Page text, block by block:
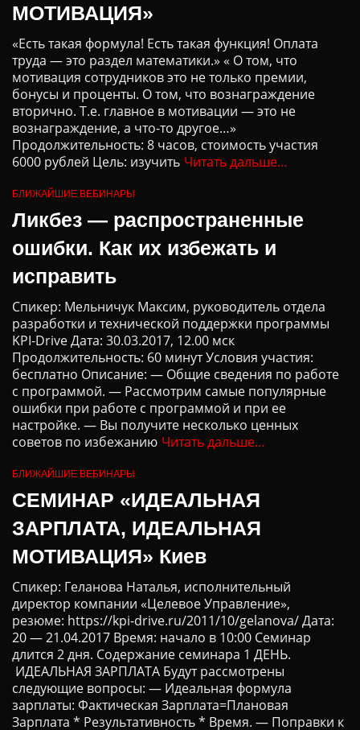
МОТИВАЦИЯ»
«Есть такая формула! Есть такая функция! Оплата
труда — это раздел математики.» « О том, что
мотивация сотрудников это не только премии,
бонусы и проценты. О том, что вознаграждение
вторично. Т.е. главное в мотивации — это не
вознаграждение, а что-то другое…»
Продолжительность: 8 часов, стоимость участия
6000 рублей Цель: изучить Читать дальше…
БЛИЖАЙШИЕ ВЕБИНАРЫ
Ликбез — распространенные
ошибки. Как их избежать и
исправить
Спикер: Мельничук Максим, руководитель отдела
разработки и технической поддержки программы
KPI-Drive Дата: 30.03.2017, 12.00 мск
Продолжительность: 60 минут Условия участия:
бесплатно Описание: — Общие сведения по работе
с программой. — Рассмотрим самые популярные
ошибки при работе с программой и при ее
настройке. — Вы получите несколько ценных
советов по избежанию Читать дальше…
БЛИЖАЙШИЕ ВЕБИНАРЫ
СЕМИНАР «ИДЕАЛЬНАЯ
ЗАРПЛАТА, ИДЕАЛЬНАЯ
МОТИВАЦИЯ» Киев
Спикер: Геланова Наталья, исполнительный
директор компании «Целевое Управление»,
резюме: https://kpi-drive.ru/2011/10/gelanova/ Дата:
20 — 21.04.2017 Время: начало в 10:00 Семинар
длится 2 дня. Содержание семинара 1 ДЕНЬ.
ИДЕАЛЬНАЯ ЗАРПЛАТА Будут рассмотрены
следующие вопросы: — Идеальная формула
зарплаты: Фактическая Зарплата=Плановая
Зарплата * Результативность * Время. — Поправки к